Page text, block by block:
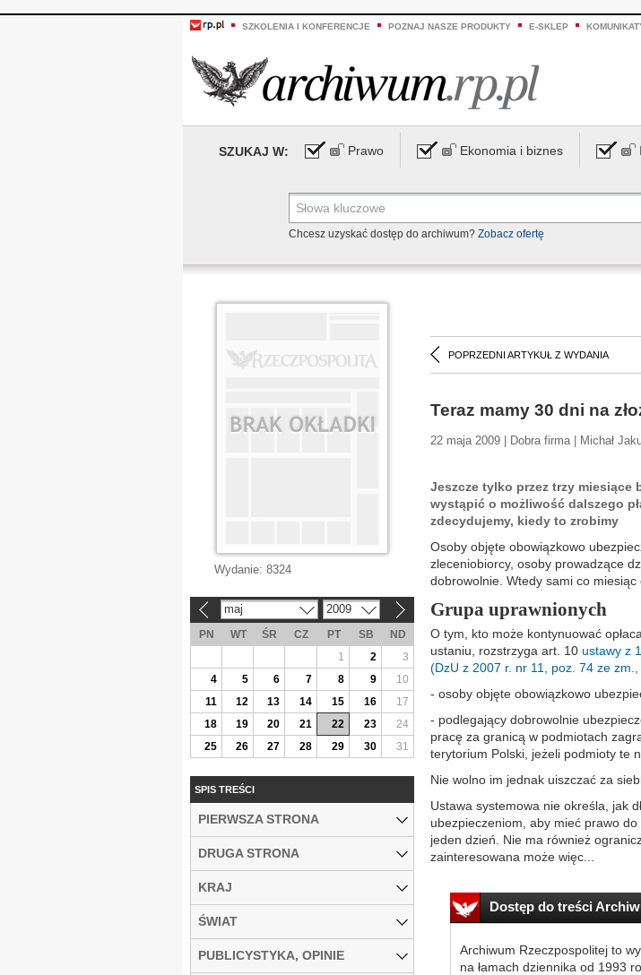
SZKOLENIA I KONFERENCJE POZNAJ NASZE PRODUKTY E-SKLEP
SZUKAJ W: Prawo Ekonomia i biznes
Chcesz uzyskać dostęp do archiwum? Zobacz ofertę
POPRZEDNI ARTYKUŁ Z WYDANIA
Teraz mamy 30 dni na
22 maja 2009 | Dobra firma | Michał
Jeszcze tylko przez trzy
wystąpić o możliwość dalszego
zdecydujemy, kiedy to zrobimy
Osoby objęte obowiązkowo
zleceniobiorcy, osoby prowadzące
dobrowolnie. Wtedy sami co miesiąc
Grupa uprawnionych
O tym, kto może kontynuować
ustaniu, rozstrzyga art. 10 ustawy z
(DzU z 2007 r. nr 11, poz. 74 ze
- osoby objęte obowiązkowo
- podlegający dobrowolnie
pracę za granicą w podmiotach
terytorium Polski, jeżeli podmioty te
Nie wolno im jednak uiszczać za
Ustawa systemowa nie określa, jak
ubezpieczeniom, aby mieć prawo
jeden dzień. Nie ma również
zainteresowana może więc...
Dostęp do treści
Archiwum Rzeczpospolitej to
na łamach dziennika od 1993
Wydanie: 8324
maj 2009
PN WT ŚR CZ PT SB
ND
1
2
3
4
5 6 7 8 9
10
11
12 13 14 15 16
17
18
19 20 21 22 23
24
25
26 27 28 29 30 31
SPIS TREŚCI
PIERWSZA STRONA
DRUGA STRONA
KRAJ
ŚWIAT
PUBLICYSTYKA, OPINIE